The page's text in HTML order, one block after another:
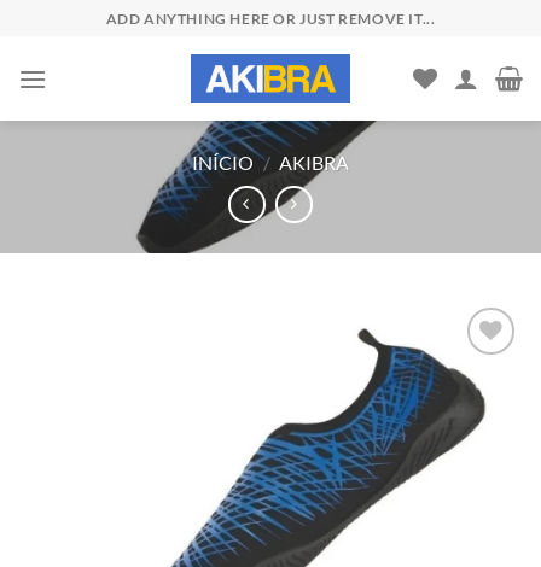
content
ADD ANYTHING HERE OR JUST REMOVE IT...
INÍCIO / AKIBRA
Add to
wishlist